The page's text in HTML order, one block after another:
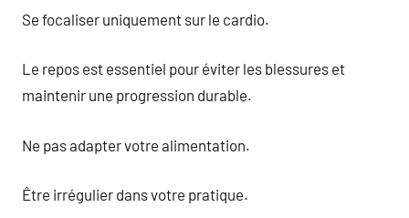
Se focaliser uniquement sur le cardio.
Le repos est essentiel pour éviter les blessures et
maintenir une progression durable.
Ne pas adapter votre alimentation.
Être irrégulier dans votre pratique.